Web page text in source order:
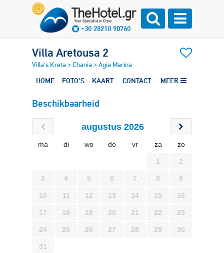
+30 28210 90760
Villa Aretousa 2
Villa's Kreta >Chania >Agia Marina
HOME FOTO'S KAART CONTACT MEER
Beschikbaarheid
augustus 2026
ma di wo do vr za zo
1 2
3 4 5 6 7 8 9
10 11 12 13 14 15 16
17 18 19 20 21 22 23
24 25 26 27 28 29 30
31